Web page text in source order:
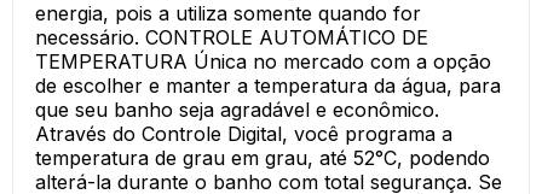
energia, pois a utiliza somente quando for
necessário. CONTROLE AUTOMÁTICO DE
TEMPERATURA Única no mercado com a opção
de escolher e manter a temperatura da água, para
que seu banho seja agradável e econômico.
Através do Controle Digital, você programa a
temperatura de grau em grau, até 52°C, podendo
alterá-la durante o banho com total segurança. Se